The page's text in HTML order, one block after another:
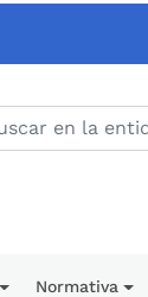
Normativa